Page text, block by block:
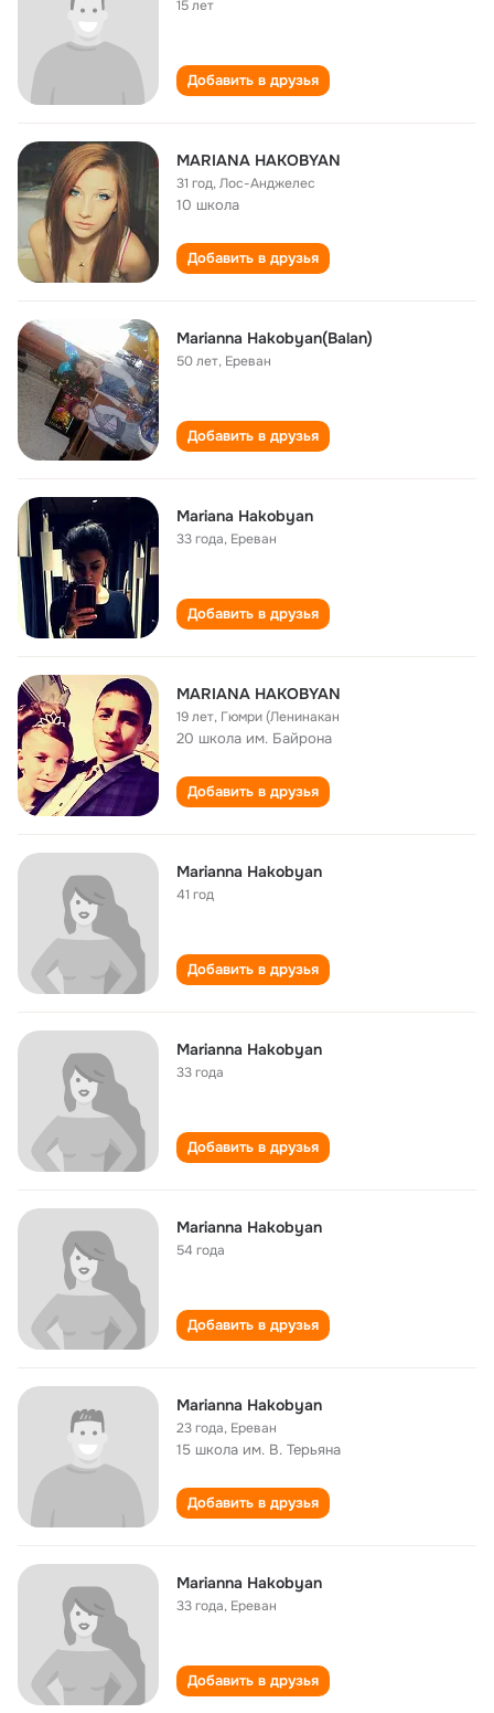
15 лет
Добавить в друзья
MARIANA HAKOBYAN
31 год,Лос-Анджелес
10 школа
Добавить в друзья
Marianna Hakobyan(Balan)
50 лет, Ереван
Добавить в друзья
Mariana Hakobyan
33 года, Ереван
Добавить в друзья
MARIANA HAKOBYAN
19 лет, Гюмри (Ленинакан
20 школа им. Байрона
Добавить в друзья
Marianna Hakobyan
41 год
Добавить в друзья
Marianna Hakobyan
33 года
Добавить в друзья
Marianna Hakobyan
54 года
Добавить в друзья
Marianna Hakobyan
23 года, Ереван
15 школа им. В. Терьяна
Добавить в друзья
Marianna Hakobyan
33 года, Ереван
Добавить в друзья